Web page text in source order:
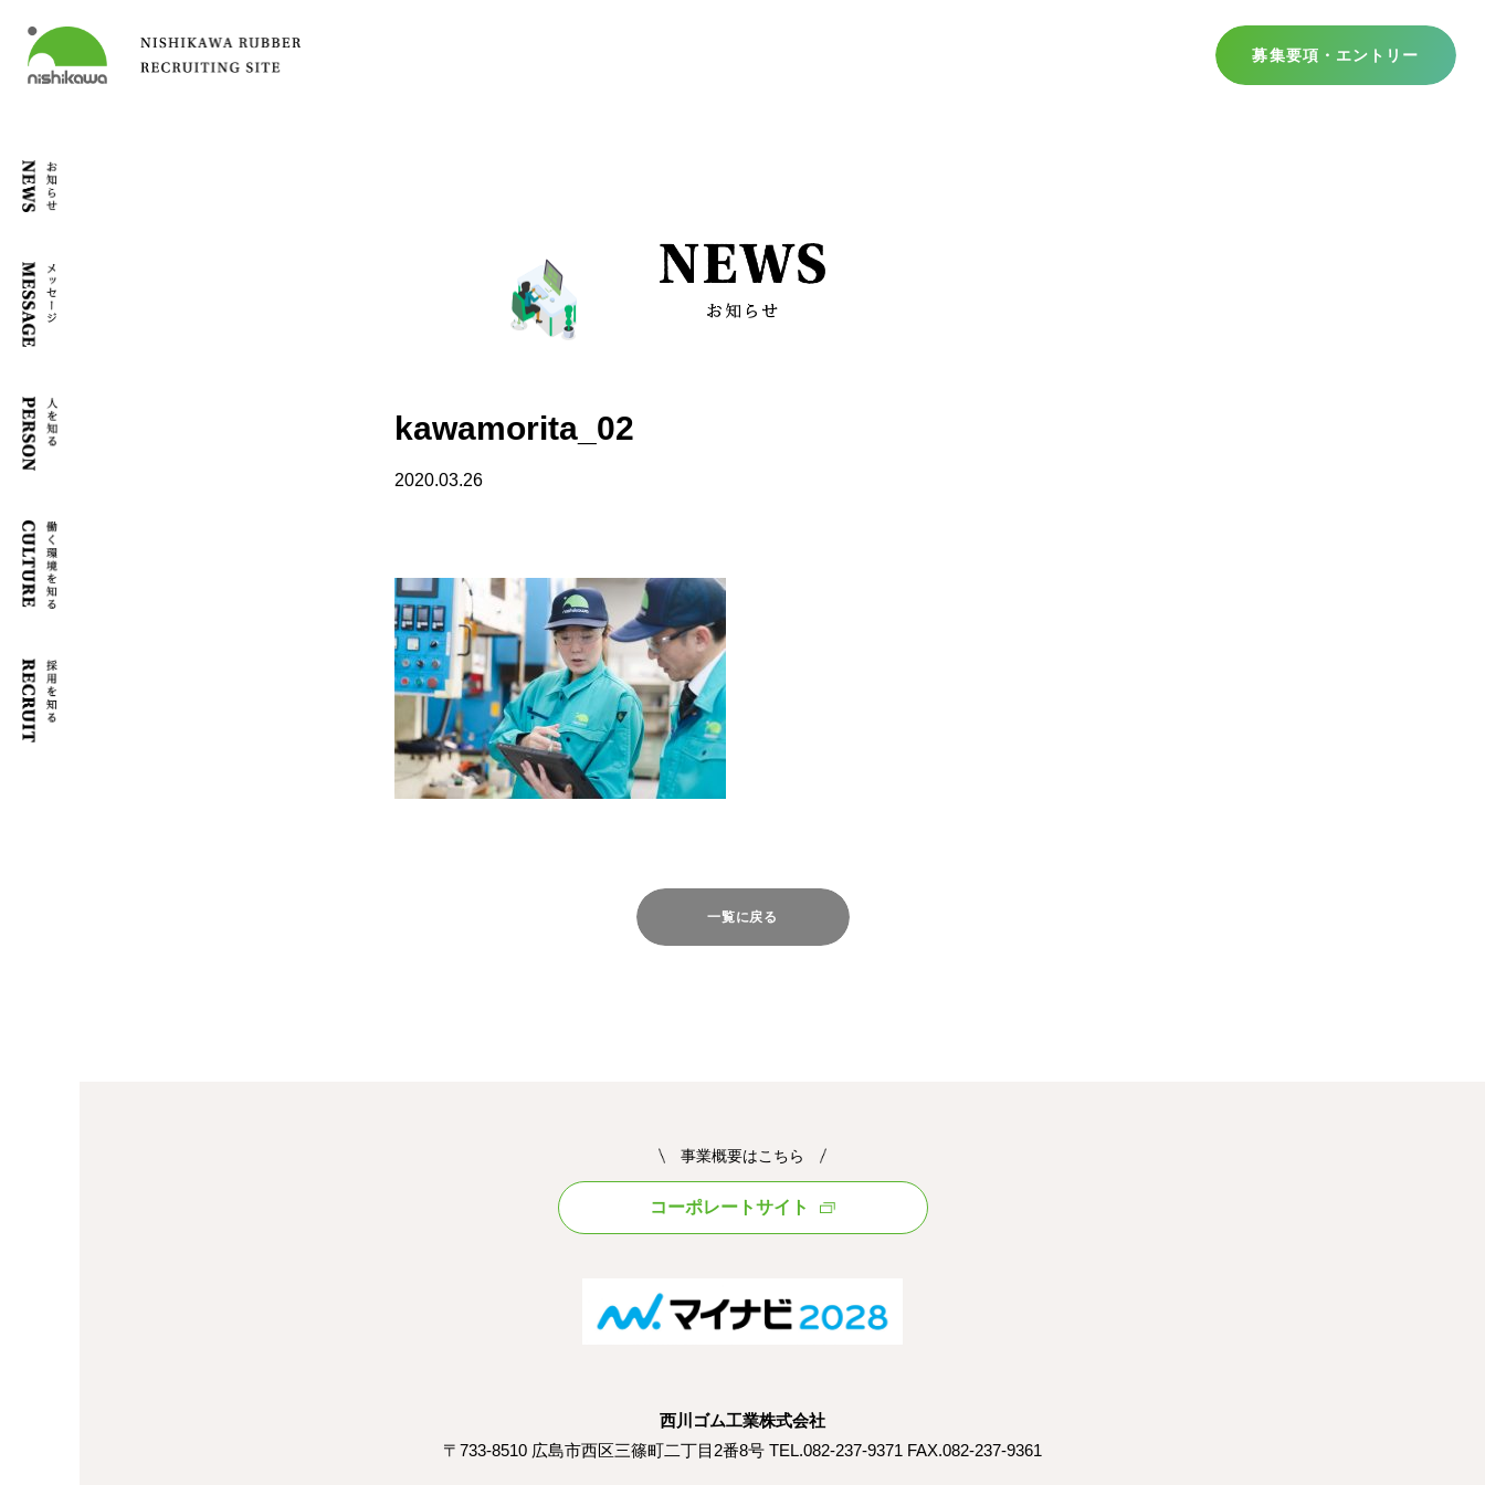
募集要項・エントリー
kawamorita_02
2020.03.26
一覧に戻る
事業概要はこちら
コーポレートサイト
西川ゴム工業株式会社
〒733-8510 広島市西区三篠町二丁目2番8号 TEL.082-237-9371 FAX.082-237-9361